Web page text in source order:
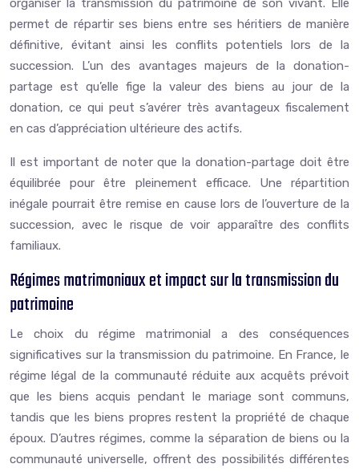
organiser la transmission du patrimoine de son vivant. Elle
permet de répartir ses biens entre ses héritiers de manière
définitive, évitant ainsi les conflits potentiels lors de la
succession. L’un des avantages majeurs de la donation-
partage est qu’elle fige la valeur des biens au jour de la
donation, ce qui peut s’avérer très avantageux fiscalement
en cas d’appréciation ultérieure des actifs.
Il est important de noter que la donation-partage doit être
équilibrée pour être pleinement efficace. Une répartition
inégale pourrait être remise en cause lors de l’ouverture de la
succession, avec le risque de voir apparaître des conflits
familiaux.
Régimes matrimoniaux et impact sur la transmission du
patrimoine
Le choix du régime matrimonial a des conséquences
significatives sur la transmission du patrimoine. En France, le
régime légal de la communauté réduite aux acquêts prévoit
que les biens acquis pendant le mariage sont communs,
tandis que les biens propres restent la propriété de chaque
époux. D’autres régimes, comme la séparation de biens ou la
communauté universelle, offrent des possibilités différentes